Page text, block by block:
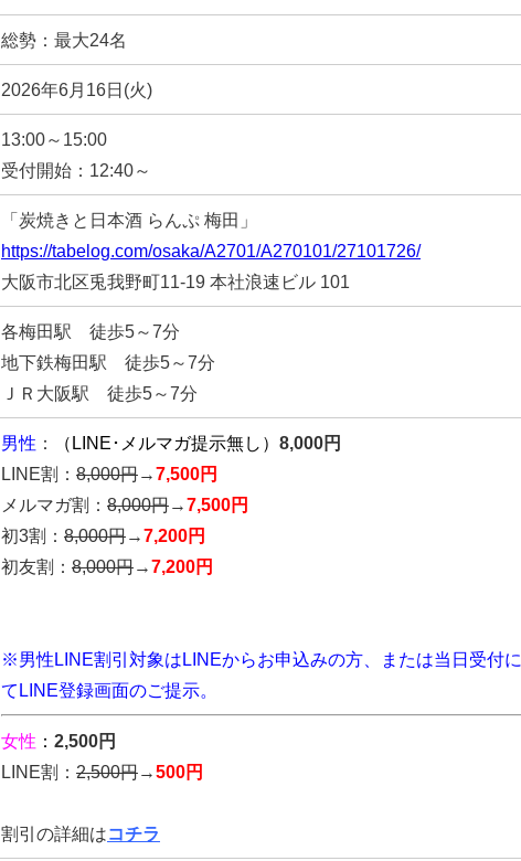
総勢：最大24名
2026年6月16日(火)
13:00～15:00
受付開始：12:40～
「炭焼きと日本酒 らんぷ 梅田」
https://tabelog.com/osaka/A2701/A270101/27101726/
大阪市北区兎我野町11-19 本社浪速ビル 101
各梅田駅 徒歩5～7分
地下鉄梅田駅 徒歩5～7分
ＪＲ大阪駅 徒歩5～7分
男性 ： （LINE･メルマガ提示無し） 8,000円
LINE割： 8,000円→7,500円
メルマガ割： 8,000円→7,500円
初3割： 8,000円→7,200円
初友割： 8,000円→7,200円
※男性LINE割引対象はLINEからお申込みの方、または当日受付に
てLINE登録画面のご提示。
女性 ： 2,500円
LINE割： 2,500円→500円
割引の詳細はコチラ